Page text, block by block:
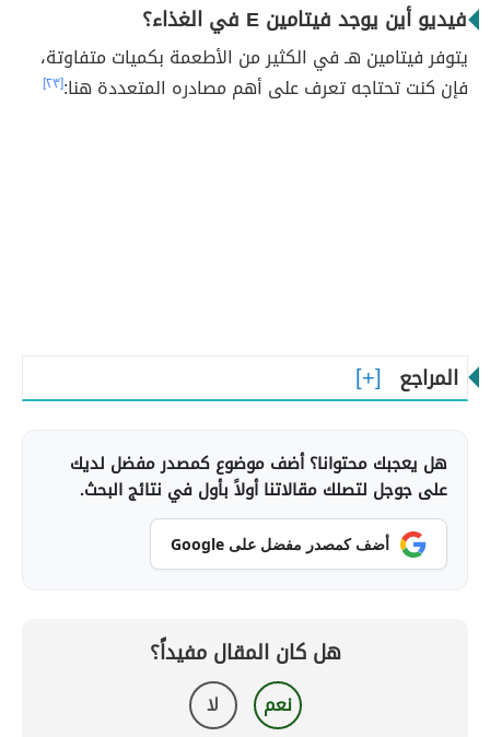
فيديو أين يوجد فيتامين E في الغذاء؟
يتوفر فيتامين هـ في الكثير من الأطعمة بكميات متفاوتة،
فإن كنت تحتاجه تعرف على أهم مصادره المتعددة هنا:[٢٣]
المراجع
هل يعجبك محتوانا؟ أضف موضوع كمصدر مفضل لديك
على جوجل لتصلك مقالاتنا أولاً بأول في نتائج البحث.
أضف كمصدر مفضل على Google
هل كان المقال مفيداً؟
نعم لا